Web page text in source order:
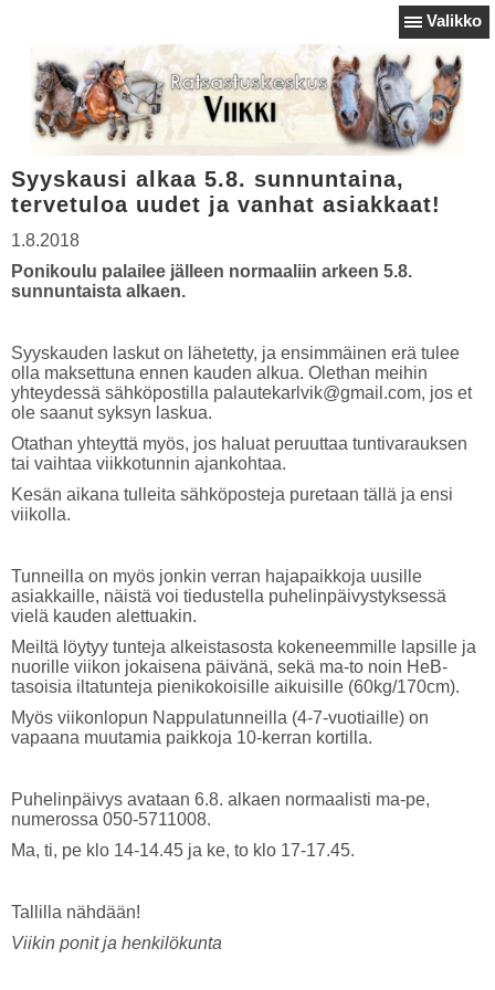
Valikko
Syyskausi alkaa 5.8. sunnuntaina,
tervetuloa uudet ja vanhat asiakkaat!
1.8.2018
Ponikoulu palailee jälleen normaaliin arkeen 5.8.
sunnuntaista alkaen.
Syyskauden laskut on lähetetty, ja ensimmäinen erä tulee
olla maksettuna ennen kauden alkua. Olethan meihin
yhteydessä sähköpostilla palautekarlvik@gmail.com, jos et
ole saanut syksyn laskua.
Otathan yhteyttä myös, jos haluat peruuttaa tuntivarauksen
tai vaihtaa viikkotunnin ajankohtaa.
Kesän aikana tulleita sähköposteja puretaan tällä ja ensi
viikolla.
Tunneilla on myös jonkin verran hajapaikkoja uusille
asiakkaille, näistä voi tiedustella puhelinpäivystyksessä
vielä kauden alettuakin.
Meiltä löytyy tunteja alkeistasosta kokeneemmille lapsille ja
nuorille viikon jokaisena päivänä, sekä ma-to noin HeB-
tasoisia iltatunteja pienikokoisille aikuisille (60kg/170cm).
Myös viikonlopun Nappulatunneilla (4-7-vuotiaille) on
vapaana muutamia paikkoja 10-kerran kortilla.
Puhelinpäivys avataan 6.8. alkaen normaalisti ma-pe,
numerossa 050-5711008.
Ma, ti, pe klo 14-14.45 ja ke, to klo 17-17.45.
Tallilla nähdään!
Viikin ponit ja henkilökunta